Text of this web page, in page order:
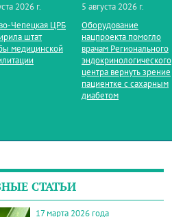
2026 г.
ЦРБ
штат
медицинской
5 августа 2026 г.
Оборудование
нацпроекта помогло
врачам Регионального
эндокринологического
центра вернуть зрение
пациентке с сахарным
диабетом
СТАТЬИ
17 марта 2026 года